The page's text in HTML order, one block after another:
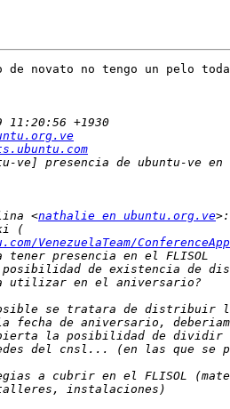
de novato no tengo un pelo
<nathalie en ubuntu.org.ve
VenezuelaTeam/